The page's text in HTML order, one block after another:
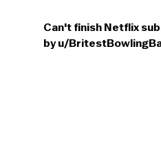
Can't finish Netflix
byu/